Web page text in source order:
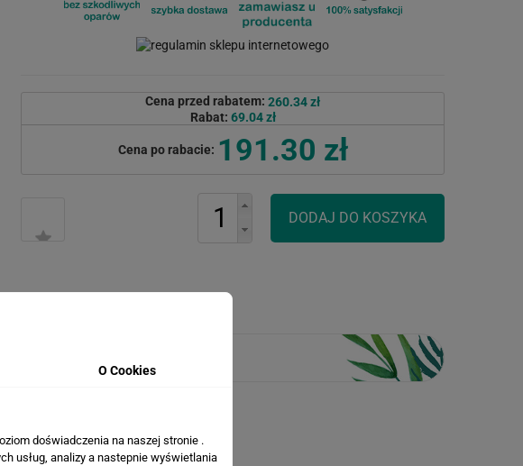
Cena przed rabatem: 260.34 zł
Rabat: 69.04 zł
Cena po rabacie: 191.30 zł
O Cookies
doświadczenia na naszej stronie .
usług, analizy a nastepnie wyświetlania